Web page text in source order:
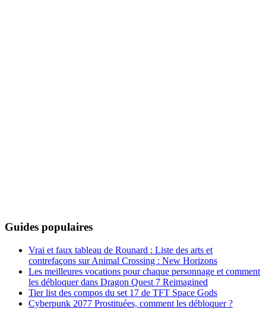
Guides populaires
Vrai et faux tableau de Rounard : Liste des arts et
contrefaçons sur Animal Crossing : New Horizons
Les meilleures vocations pour chaque personnage et comment
les débloquer dans Dragon Quest 7 Reimagined
Tier list des compos du set 17 de TFT Space Gods
Cyberpunk 2077 Prostituées, comment les débloquer ?